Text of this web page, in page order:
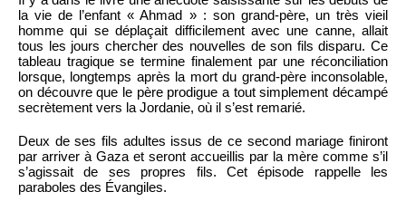
la vie de l’enfant « Ahmad » : son grand-père, un très vieil
homme qui se déplaçait difficilement avec une canne, allait
tous les jours chercher des nouvelles de son fils disparu. Ce
tableau tragique se termine finalement par une réconciliation
lorsque, longtemps après la mort du grand-père inconsolable,
on découvre que le père prodigue a tout simplement décampé
secrètement vers la Jordanie, où il s’est remarié.
Deux de ses fils adultes issus de ce second mariage finiront
par arriver à Gaza et seront accueillis par la mère comme s’il
s’agissait de ses propres fils. Cet épisode rappelle les
paraboles des Évangiles.